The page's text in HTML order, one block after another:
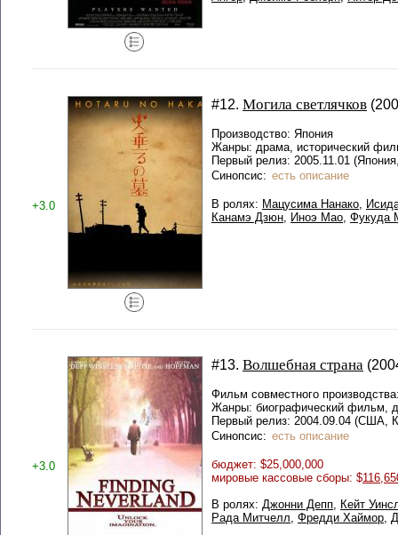
+3.0
#12. Могила светлячков
Производство: Япония
Жанры: драма, исторический
Первый релиз: 2005.11.01
Синопсис: есть описание
В ролях: Мацусима Нанако,
Канамэ Дзюн, Иноэ Мао, Фукуда
+3.0
#13. Волшебная страна
Фильм совместного
Жанры: биографический фильм,
Первый релиз: 2004.09.04 (США,
Синопсис: есть описание
бюджет: $25,000,000
мировые кассовые сборы: $
В ролях: Джонни Депп, Кейт
Рада Митчелл, Фредди Хаймор,